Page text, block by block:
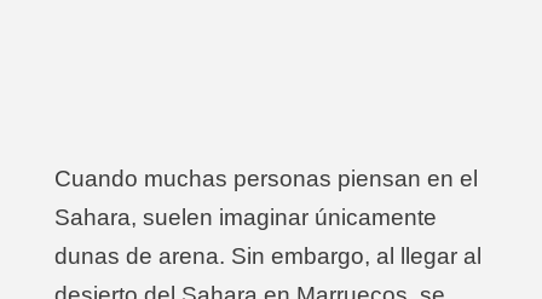
Cuando muchas personas piensan en el
Sahara, suelen imaginar únicamente
dunas de arena. Sin embargo, al llegar al